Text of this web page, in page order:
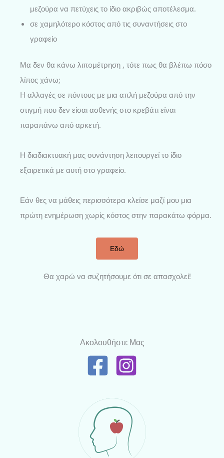
μεζούρα να πετύχεις το ίδιο ακριβώς αποτέλεσμα.
σε χαμηλότερο κόστος από τις συναντήσεις στο
γραφείο
Μα δεν θα κάνω λιπoμέτρηση , τότε πως θα βλέπω πόσο
λίπος χάνω;
H αλλαγές σε πόντους με μια απλή μεζούρα από την
στιγμή που δεν είσαι ασθενής στο κρεβάτι είναι
παραπάνω από αρκετή.
Η διαδιακτυακή μας συνάντηση λειτουργεί το ίδιο
εξαιρετικά με αυτή στο γραφείο.
Εάν θες να μάθεις περισσότερα κλείσε μαζί μου μια
πρώτη ενημέρωση χωρίς κόστος στην παρακάτω φόρμα.
Εδώ
Θα χαρώ να συζητήσουμε ότι σε απασχολεί!
Ακολουθήστε Μας